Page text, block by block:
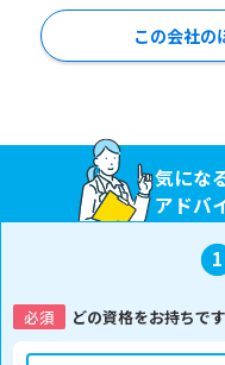
この会社の
気にな
アドバ
1
必須 どの資格をお持ちで